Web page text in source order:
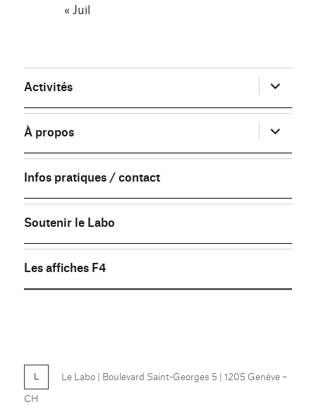
« Juil
Activités ouvrir
le
sous-
menu
À propos
ouvrir
le
sous-
menu
Infos pratiques / contact
Soutenir le Labo
Les affiches F4
Le Labo | Boulevard Saint-Georges 5 | 1205 Genève –
CH